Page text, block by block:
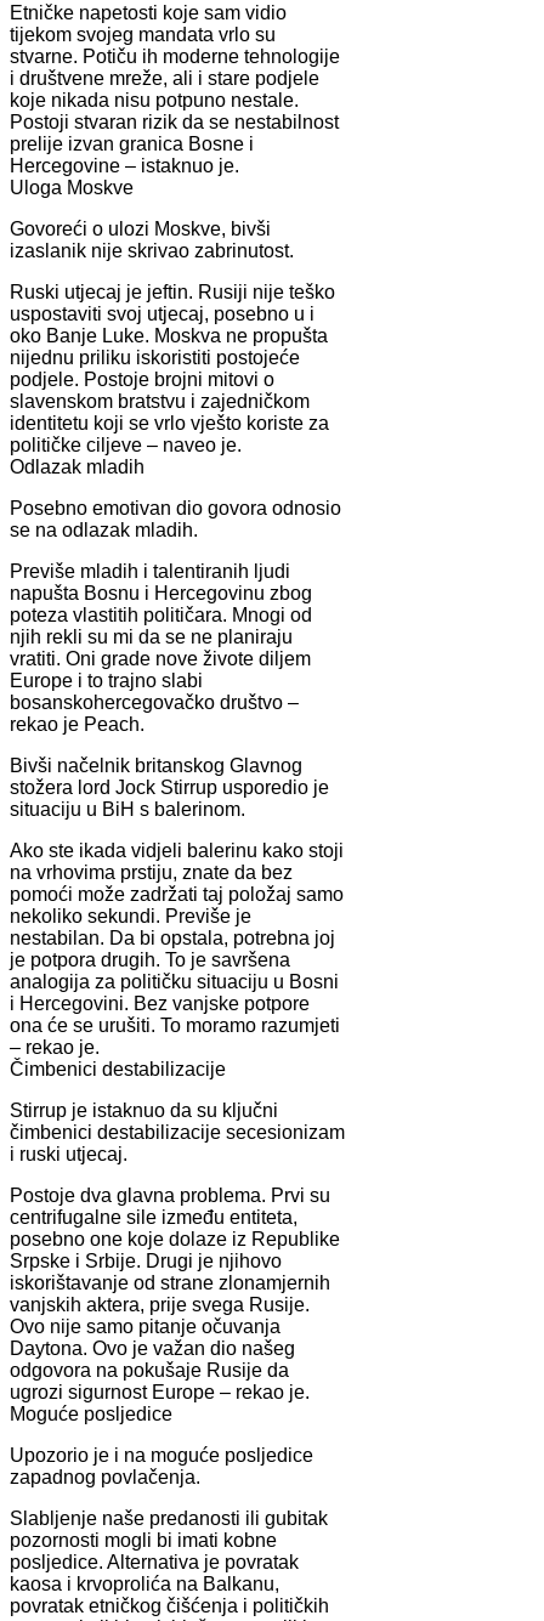
Etničke napetosti koje sam vidio
tijekom svojeg mandata vrlo su
stvarne. Potiču ih moderne tehnologije
i društvene mreže, ali i stare podjele
koje nikada nisu potpuno nestale.
Postoji stvaran rizik da se nestabilnost
prelije izvan granica Bosne i
Hercegovine – istaknuo je.
Uloga Moskve
Govoreći o ulozi Moskve, bivši
izaslanik nije skrivao zabrinutost.
Ruski utjecaj je jeftin. Rusiji nije teško
uspostaviti svoj utjecaj, posebno u i
oko Banje Luke. Moskva ne propušta
nijednu priliku iskoristiti postojeće
podjele. Postoje brojni mitovi o
slavenskom bratstvu i zajedničkom
identitetu koji se vrlo vješto koriste za
političke ciljeve – naveo je.
Odlazak mladih
Posebno emotivan dio govora odnosio
se na odlazak mladih.
Previše mladih i talentiranih ljudi
napušta Bosnu i Hercegovinu zbog
poteza vlastitih političara. Mnogi od
njih rekli su mi da se ne planiraju
vratiti. Oni grade nove živote diljem
Europe i to trajno slabi
bosanskohercegovačko društvo –
rekao je Peach.
Bivši načelnik britanskog Glavnog
stožera lord Jock Stirrup usporedio je
situaciju u BiH s balerinom.
Ako ste ikada vidjeli balerinu kako stoji
na vrhovima prstiju, znate da bez
pomoći može zadržati taj položaj samo
nekoliko sekundi. Previše je
nestabilan. Da bi opstala, potrebna joj
je potpora drugih. To je savršena
analogija za političku situaciju u Bosni
i Hercegovini. Bez vanjske potpore
ona će se urušiti. To moramo razumjeti
– rekao je.
Čimbenici destabilizacije
Stirrup je istaknuo da su ključni
čimbenici destabilizacije secesionizam
i ruski utjecaj.
Postoje dva glavna problema. Prvi su
centrifugalne sile između entiteta,
posebno one koje dolaze iz Republike
Srpske i Srbije. Drugi je njihovo
iskorištavanje od strane zlonamjernih
vanjskih aktera, prije svega Rusije.
Ovo nije samo pitanje očuvanja
Daytona. Ovo je važan dio našeg
odgovora na pokušaje Rusije da
ugrozi sigurnost Europe – rekao je.
Moguće posljedice
Upozorio je i na moguće posljedice
zapadnog povlačenja.
Slabljenje naše predanosti ili gubitak
pozornosti mogli bi imati kobne
posljedice. Alternativa je povratak
kaosa i krvoprolića na Balkanu,
povratak etničkog čišćenja i političkih